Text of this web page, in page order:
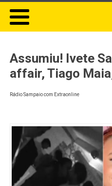
Assumiu! Ivete
affair, Tiago
Rádio Sampaio com Extraonline